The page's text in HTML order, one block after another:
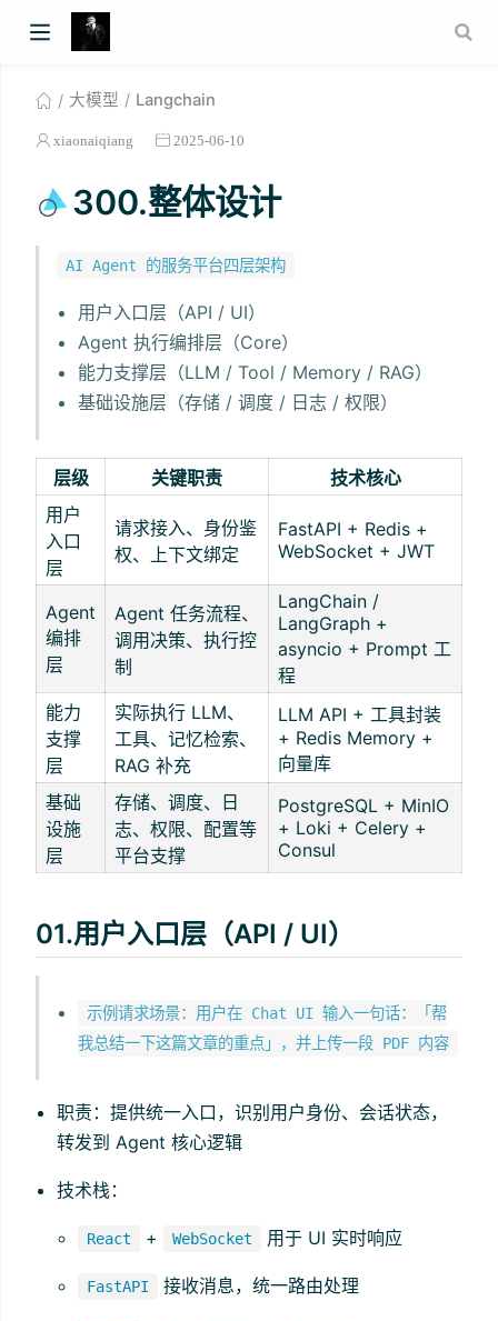
大模型 Langchain
xiaonaiqiang 2025-06-10
300.整体设计
AI Agent 的服务平台四层架构
用户入口层（API / UI）
Agent 执行编排层（Core）
能力支撑层（LLM / Tool / Memory / RAG）
基础设施层（存储 / 调度 / 日志 / 权限）
层级 关键职责
技术核心
用户
入口
层
请求接入、身份鉴
权、上下文绑定
FastAPI + Redis +
WebSocket + JWT
Agent
编排
层
Agent 任务流程、
调用决策、执行控
制
LangChain /
LangGraph +
asyncio + Prompt 工
程
能力
支撑
层
实际执行 LLM、
工具、记忆检索、
RAG 补充
LLM API + 工具封装
+ Redis Memory +
向量库
基础
设施
层
存储、调度、日
志、权限、配置等
平台支撑
PostgreSQL + MinIO
+ Loki + Celery +
Consul
01.用户入口层（API / UI）
示例请求场景：用户在 Chat UI 输入一句话：「帮
我总结一下这篇文章的重点」，并上传一段 PDF 内容
职责：提供统一入口，识别用户身份、会话状态，
转发到 Agent 核心逻辑
技术栈：
React + WebSocket 用于 UI 实时响应
FastAPI 接收消息，统一路由处理